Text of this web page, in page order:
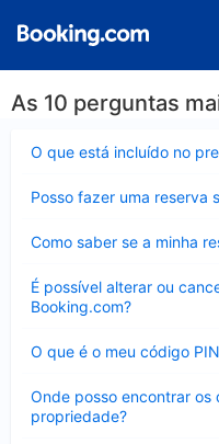
As 10 perguntas
O que está incluído no
Posso fazer uma reserva
Como saber se a minha
É possível alterar ou
Booking.com?
Contraído
O que é o meu código
Onde posso encontrar
propriedade?